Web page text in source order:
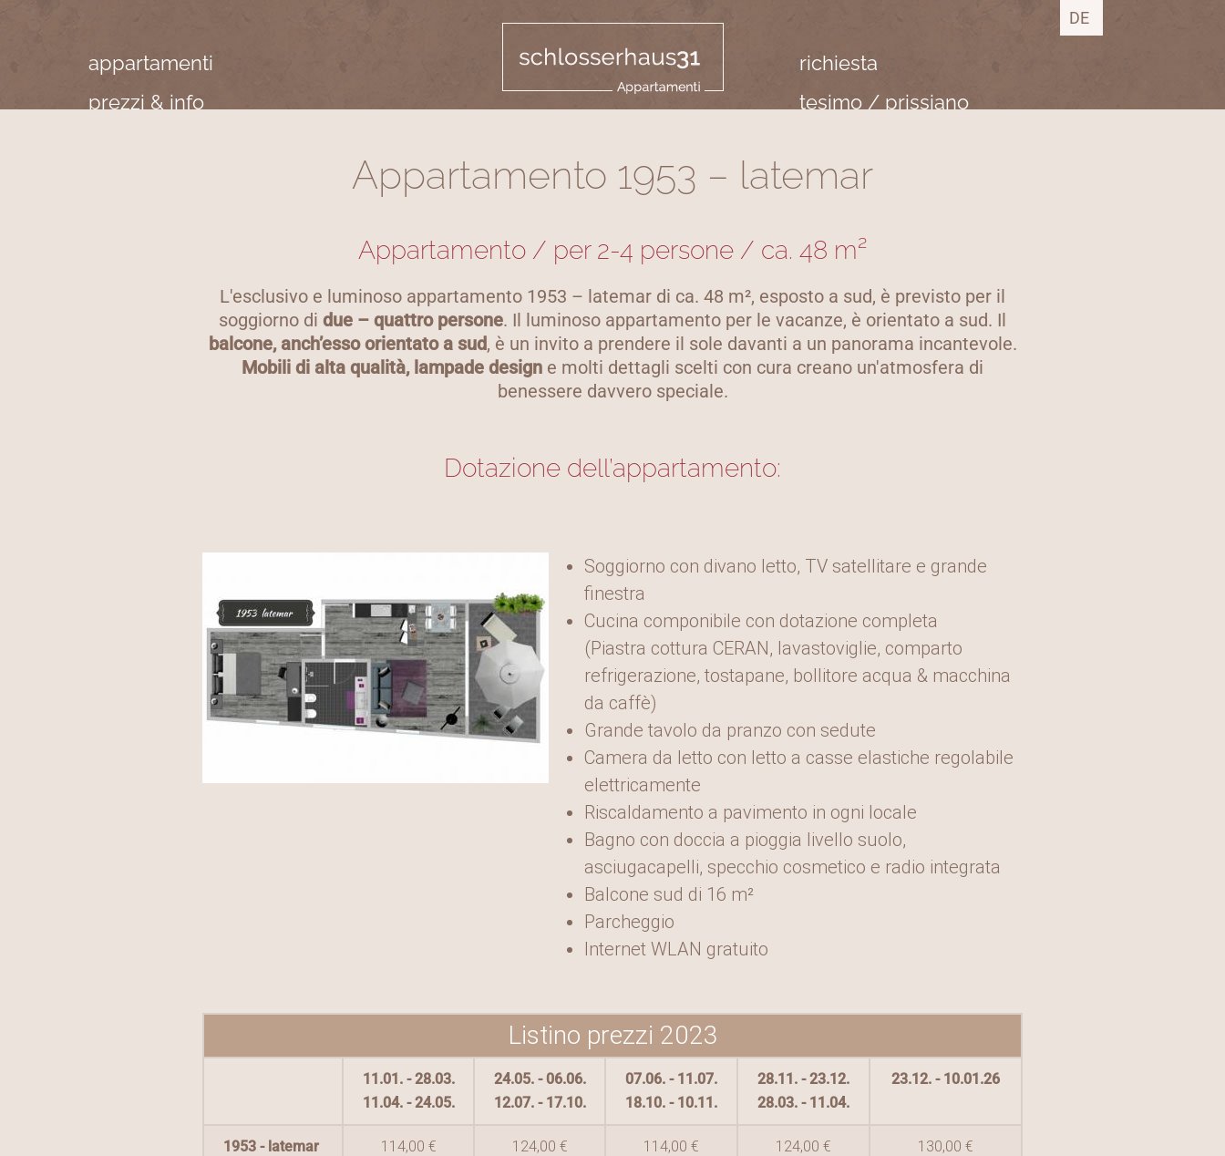
DE
appartamenti
prezzi & info
richiesta
tesimo / prissiano
Appartamento 1953 – latemar
Appartamento / per 2-4 persone / ca. 48 m²
L'esclusivo e luminoso appartamento 1953 – latemar di ca. 48 m², esposto a sud, è previsto per il
soggiorno di due – quattro persone. Il luminoso appartamento per le vacanze, è orientato a sud. Il
balcone, anch’esso orientato a sud, è un invito a prendere il sole davanti a un panorama incantevole.
Mobili di alta qualità, lampade design e molti dettagli scelti con cura creano un'atmosfera di
benessere davvero speciale.
Dotazione dell’appartamento:
Soggiorno con divano letto, TV satellitare e grande
finestra
Cucina componibile con dotazione completa
(Piastra cottura CERAN, lavastoviglie, comparto
refrigerazione, tostapane, bollitore acqua & macchina
da caffè)
Grande tavolo da pranzo con sedute
Camera da letto con letto a casse elastiche regolabile
elettricamente
Riscaldamento a pavimento in ogni locale
Bagno con doccia a pioggia livello suolo,
asciugacapelli, specchio cosmetico e radio integrata
Balcone sud di 16 m²
Parcheggio
Internet WLAN gratuito
Listino prezzi 2023
11.01. - 28.03.
11.04. - 24.05.
24.05. - 06.06.
12.07. - 17.10.
07.06. - 11.07.
18.10. - 10.11.
28.11. - 23.12.
28.03. - 11.04.
23.12. - 10.01.26
1953 - latemar 114,00 € 124,00 € 114,00 € 124,00 € 130,00 €